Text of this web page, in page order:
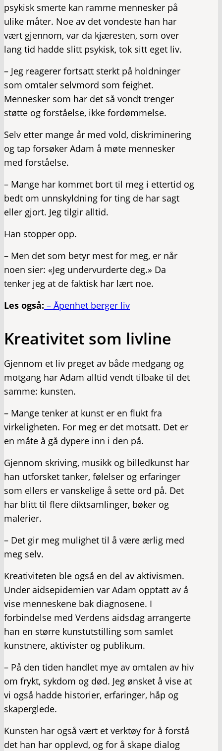
psykisk smerte kan ramme mennesker på
ulike måter. Noe av det vondeste han har
vært gjennom, var da kjæresten, som over
lang tid hadde slitt psykisk, tok sitt eget liv.
– Jeg reagerer fortsatt sterkt på holdninger
som omtaler selvmord som feighet.
Mennesker som har det så vondt trenger
støtte og forståelse, ikke fordømmelse.
Selv etter mange år med vold, diskriminering
og tap forsøker Adam å møte mennesker
med forståelse.
– Mange har kommet bort til meg i ettertid og
bedt om unnskyldning for ting de har sagt
eller gjort. Jeg tilgir alltid.
Han stopper opp.
– Men det som betyr mest for meg, er når
noen sier: «Jeg undervurderte deg.» Da
tenker jeg at de faktisk har lært noe.
Les også: – Åpenhet berger liv
Kreativitet som livline
Gjennom et liv preget av både medgang og
motgang har Adam alltid vendt tilbake til det
samme: kunsten.
– Mange tenker at kunst er en flukt fra
virkeligheten. For meg er det motsatt. Det er
en måte å gå dypere inn i den på.
Gjennom skriving, musikk og billedkunst har
han utforsket tanker, følelser og erfaringer
som ellers er vanskelige å sette ord på. Det
har blitt til flere diktsamlinger, bøker og
malerier.
– Det gir meg mulighet til å være ærlig med
meg selv.
Kreativiteten ble også en del av aktivismen.
Under aidsepidemien var Adam opptatt av å
vise menneskene bak diagnosene. I
forbindelse med Verdens aidsdag arrangerte
han en større kunstutstilling som samlet
kunstnere, aktivister og publikum.
– På den tiden handlet mye av omtalen av hiv
om frykt, sykdom og død. Jeg ønsket å vise at
vi også hadde historier, erfaringer, håp og
skaperglede.
Kunsten har også vært et verktøy for å forstå
det han har opplevd, og for å skape dialog